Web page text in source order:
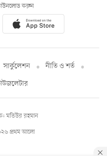
করুন
সার্কুলেশন
নীতি ও শর্ত
প্রথম আলো
মতিউর রহমান